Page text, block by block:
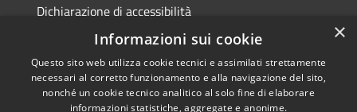
Dichiarazione di accessibilità
Copyright © 2026 • Comune di
×
Informazioni sui cookie
Questo sito web utilizza cookie tecnici e assimilati strettamente
necessari al corretto funzionamento e alla navigazione del sito,
nonché un cookie tecnico analitico al solo fine di elaborare
informazioni statistiche, aggregate e anonime.